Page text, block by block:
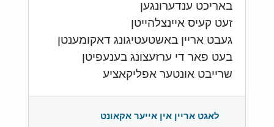
באריכט ענדערונגען
זעט קעיס איינצלהייטן
געבט אריין באשטעטיגונג דאקומענטן
בעט פאר די ערזעצונג בענעפיטן
שרייבט אונטער אפליקאציע
לאגט אריין אין אייער אקאונט